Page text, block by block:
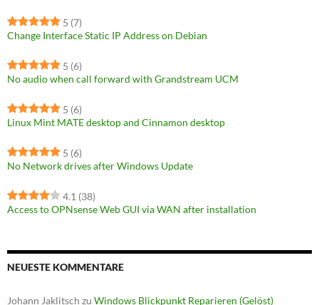
5 (7)
Change Interface Static IP Address on Debian
5 (6)
No audio when call forward with Grandstream UCM
5 (6)
Linux Mint MATE desktop and Cinnamon desktop
5 (6)
No Network drives after Windows Update
4.1 (38)
Access to OPNsense Web GUI via WAN after installation
NEUESTE KOMMENTARE
Johann Jaklitsch zu Windows Blickpunkt Reparieren (Gelöst)